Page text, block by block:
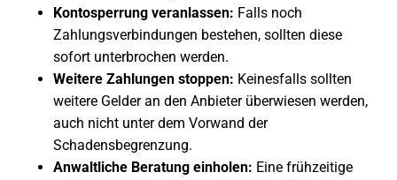
Kontosperrung veranlassen: Falls noch
Zahlungsverbindungen bestehen, sollten diese
sofort unterbrochen werden.
Weitere Zahlungen stoppen: Keinesfalls sollten
weitere Gelder an den Anbieter überwiesen werden,
auch nicht unter dem Vorwand der
Schadensbegrenzung.
Anwaltliche Beratung einholen: Eine frühzeitige